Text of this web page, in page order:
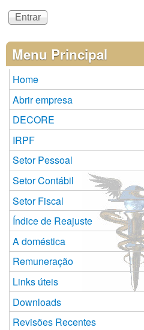
Menu Principal
Home
Abrir empresa
DECORE
IRPF
Setor Pessoal
Setor Contábil
Setor Fiscal
Índice de Reajuste
A doméstica
Remuneração
Links úteis
Downloads
Revisões Recentes